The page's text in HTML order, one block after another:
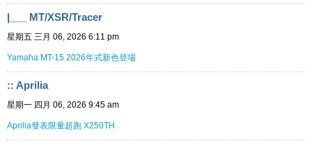
|___ MT/XSR/Tracer
星期五 三月 06, 2026 6:11 pm
Yamaha MT-15 2026年式新色登場
:: Aprilia
星期一 四月 06, 2026 9:45 am
Aprilia發表限量超跑 X250TH